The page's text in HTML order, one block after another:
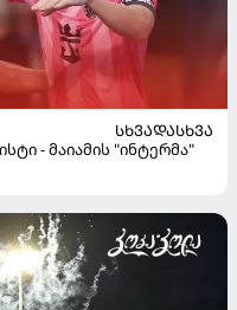
ᲡᲮᲕᲐᲓᲐᲡᲮᲕᲐ
- მაიამის "ინტერმა"